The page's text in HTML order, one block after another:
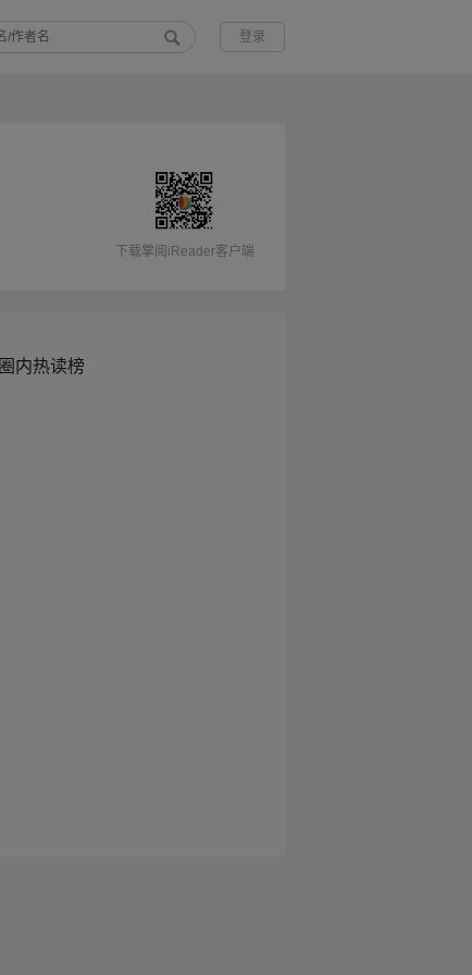
登录
下载掌阅iReader客户端
圈内热读榜